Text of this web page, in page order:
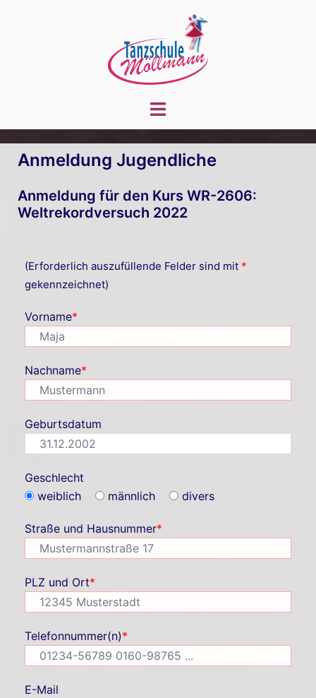
Menü
Anmeldung Jugendliche
Anmeldung für den Kurs WR-2606:
Weltrekordversuch 2022
(Erforderlich auszufüllende Felder sind mit *
gekennzeichnet)
Vorname*
Nachname*
Geburtsdatum
Geschlecht
weiblich
männlich divers
Straße und Hausnummer*
PLZ und Ort*
Telefonnummer(n)*
E-Mail